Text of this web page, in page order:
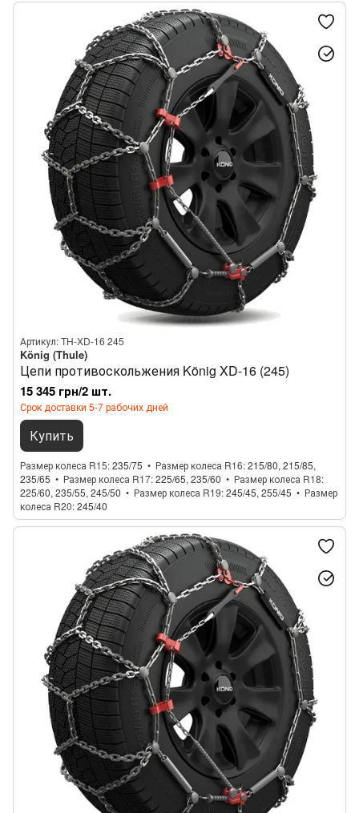
Артикул: TH-XD-16 245
König (Thule)
Цепи противоскольжения König XD-16 (245)
15 345 грн/2 шт.
Срок доставки 5-7 рабочих дней
Купить
Размер колеса R15 235/75 Размер колеса R16 215/80, 215/85,
235/65
Размер колеса R17 225/65, 235/60
Размер колеса R18
225/60, 235/55, 245/50
Размер колеса R19 245/45, 255/45
Размер
колеса R20 245/40